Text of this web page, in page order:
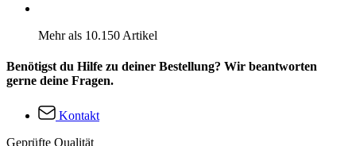
Mehr als 10.150 Artikel
Benötigst du Hilfe zu deiner Bestellung? Wir beantworten
gerne deine Fragen.
Kontakt
Geprüfte Qualität